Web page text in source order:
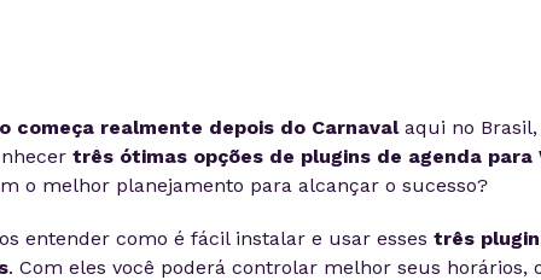
começa realmente depois do Carnavalaqui no Brasil,
três ótimas opções de plugins de agenda para
o melhor planejamento para alcançar o sucesso?
entender como é fácil instalar e usar esses três
. Com eles você poderá controlar melhor seus horários,